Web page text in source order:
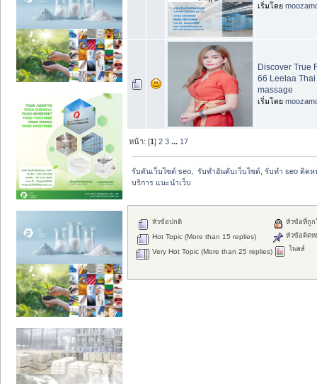
เริ่มโดย
Discover True
66 Leelaa
massage
เริ่มโดย
หน้า: [1]2 3 ... 17
รับดันเว็บไซต์ seo,  รับทำอันดับเว็บไซต์, รับทำ seo ติดห
บริการ แนะนำเว็บ
หัวข้อปกติ
Hot Topic (More than 15 replies)
Very Hot Topic (More than 25 replies)
หัวข้อที่ถู
หัวข้อติดห
โพลล์